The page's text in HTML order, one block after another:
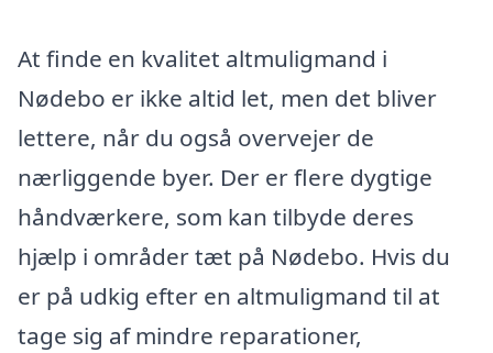
At finde en kvalitet altmuligmand i
Nødebo er ikke altid let, men det bliver
lettere, når du også overvejer de
nærliggende byer. Der er flere dygtige
håndværkere, som kan tilbyde deres
hjælp i områder tæt på Nødebo. Hvis du
er på udkig efter en altmuligmand til at
tage sig af mindre reparationer,